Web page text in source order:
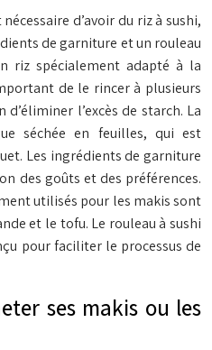
d’avoir du riz à sushi,
de garniture et un rouleau
riz spécialement adapté à la
de le rincer à plusieurs
l’excès de starch. La
séchée en feuilles, qui est
Les ingrédients de garniture
des goûts et des préférences.
utilisés pour les makis sont
et le tofu. Le rouleau à sushi
pour faciliter le processus de
ses makis ou les